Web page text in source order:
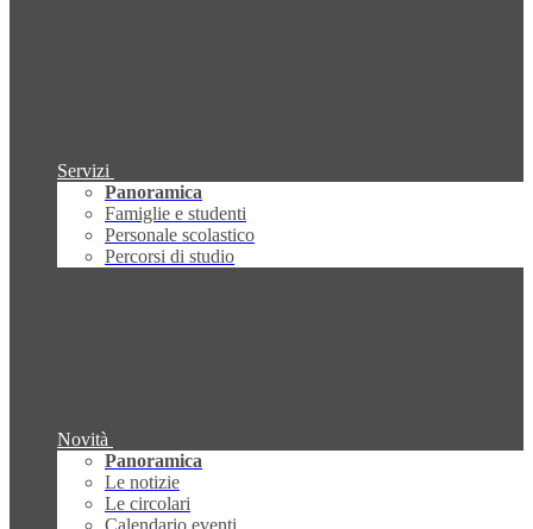
Servizi
Panoramica
Famiglie e studenti
Personale scolastico
Percorsi di studio
Novità
Panoramica
Le notizie
Le circolari